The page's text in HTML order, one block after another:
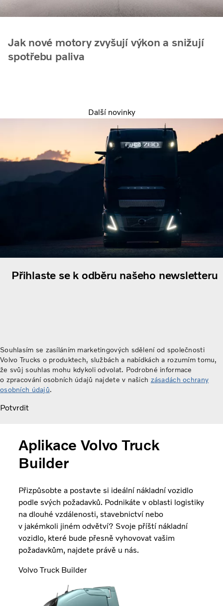
Jak nové motory zvyšují výkon a snižují
spotřebu paliva
Další novinky
Přihlaste se k odběru našeho newsletteru
Souhlasím se zasíláním marketingových sdělení od společnosti
Volvo Trucks o produktech, službách a nabídkách a rozumím tomu,
že svůj souhlas mohu kdykoli odvolat. Podrobné informace
o zpracování osobních údajů najdete v našich zásadách ochrany
osobních údajů.
Potvrdit
Aplikace Volvo Truck
Builder
Přizpůsobte a postavte si ideální nákladní vozidlo
podle svých požadavků. Podnikáte v oblasti logistiky
na dlouhé vzdálenosti, stavebnictví nebo
v jakémkoli jiném odvětví? Svoje příští nákladní
vozidlo, které bude přesně vyhovovat vašim
požadavkům, najdete právě u nás.
Volvo Truck Builder